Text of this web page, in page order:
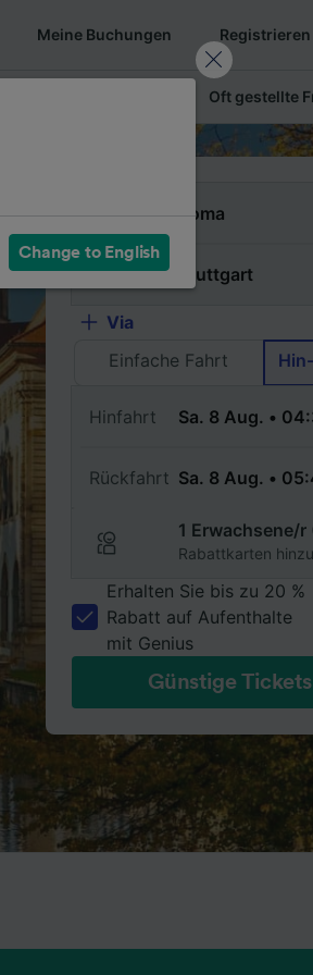
Meine Buchungen Registrieren
Oft gestellte
Von
Nach
Via
Einfache Fahrt
Hinfahrt
Rückfahrt
1 Erwachsene/
Rabattkarten
Erhalten Sie bis zu 20 %
Rabatt auf Aufenthalte
mit Genius
Günstige
Change to English